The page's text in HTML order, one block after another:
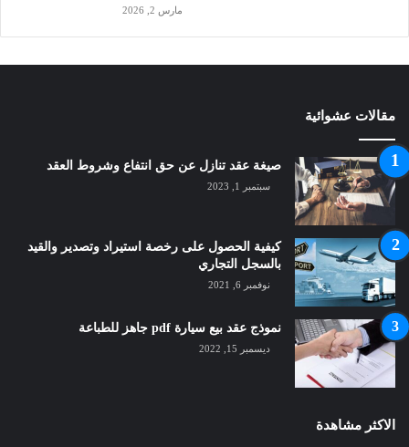
مارس 2, 2026
مقالات عشوائية
صيغة عقد تنازل عن حق انتفاع وشروط العقد
سبتمبر 1, 2023
كيفية الحصول على رخصة استيراد وتصدير والقيد
بالسجل التجاري
نوفمبر 6, 2021
نموذج عقد بيع سيارة pdf جاهز للطباعة
ديسمبر 15, 2022
الاكثر مشاهدة